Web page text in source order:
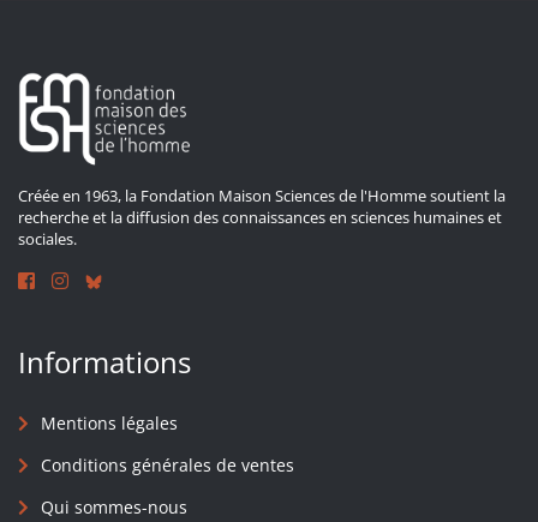
Créée en 1963, la Fondation Maison Sciences de l'Homme soutient la
recherche et la diffusion des connaissances en sciences humaines et
sociales.
Informations
Mentions légales
Conditions générales de ventes
Qui sommes-nous